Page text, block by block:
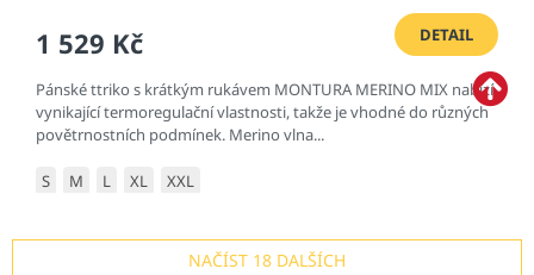
1 529 Kč DETAIL
Pánské ttriko s krátkým rukávem MONTURA MERINO MIX nabízí
vynikající termoregulační vlastnosti, takže je vhodné do různých
povětrnostních podmínek. Merino vlna...
S M L XL XXL
NAČÍST 18 DALŠÍCH